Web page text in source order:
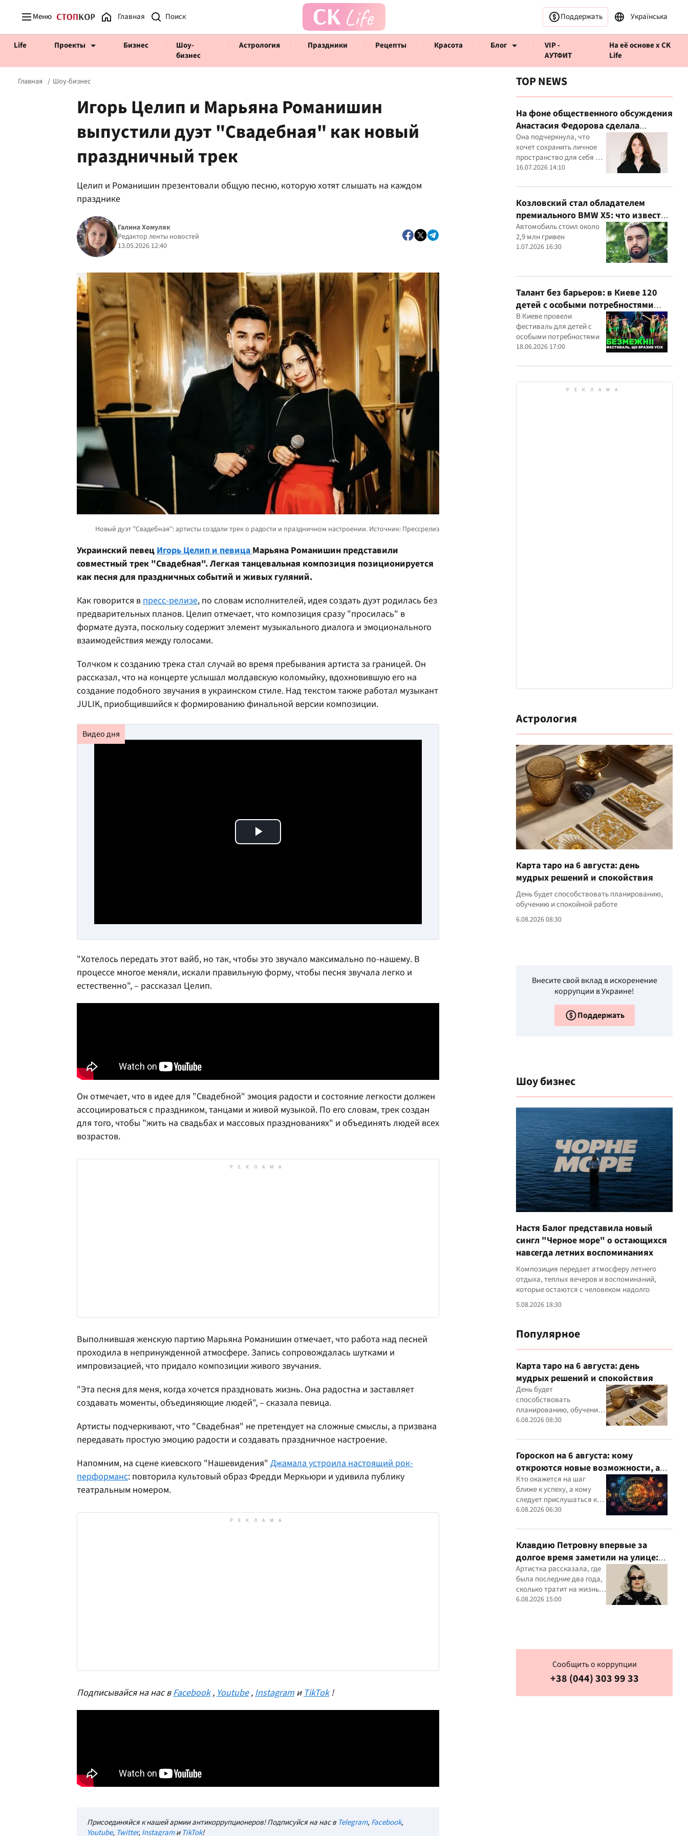
Меню Главная Поддержать Українська
Life Проекты Бизнес
Шоу-
бизнес
Астрология Праздники Рецепты Красота Блог
VIP -
АУТФИТ
На её основе x CK
Life
ВІДВЕРТІ Говорят инфлюенсеры
Главная Шоу-бизнес
Игорь Целип и Марьяна Романишин
выпустили дуэт "Свадебная" как новый
праздничный трек
Целип и Романишин презентовали общую песню, которую хотят слышать на каждом
празднике
Галина Хомуляк
Редактор ленты новостей
13.05.2026 12:40
Украинский певец Игорь Целип и певица Марьяна Романишин представили
совместный трек "Свадебная". Легкая танцевальная композиция позиционируется
как песня для праздничных событий и живых гуляний.
Как говорится в пресс-релизе, по словам исполнителей, идея создать дуэт родилась без
предварительных планов. Целип отмечает, что композиция сразу "просилась" в
формате дуэта, поскольку содержит элемент музыкального диалога и эмоционального
взаимодействия между голосами.
Толчком к созданию трека стал случай во время пребывания артиста за границей. Он
рассказал, что на концерте услышал молдавскую коломыйку, вдохновившую его на
создание подобного звучания в украинском стиле. Над текстом также работал музыкант
JULIK, приобщившийся к формированию финальной версии композиции.
Play Video
"Хотелось передать этот вайб, но так, чтобы это звучало максимально по-нашему. В
процессе многое меняли, искали правильную форму, чтобы песня звучала легко и
естественно", – рассказал Целип.
Он отмечает, что в идее для "Свадебной" эмоция радости и состояние легкости должен
ассоциироваться с праздником, танцами и живой музыкой. По его словам, трек создан
для того, чтобы "жить на свадьбах и массовых празднованиях" и объединять людей всех
возрастов.
Выполнившая женскую партию Марьяна Романишин отмечает, что работа над песней
проходила в непринужденной атмосфере. Запись сопровождалась шутками и
импровизацией, что придало композиции живого звучания.
"Эта песня для меня, когда хочется праздновать жизнь. Она радостна и заставляет
создавать моменты, объединяющие людей", – сказала певица.
Артисты подчеркивают, что "Свадебная" не претендует на сложные смыслы, а призвана
передавать простую эмоцию радости и создавать праздничное настроение.
Напомним, на сцене киевского "Нашевидения" Джамала устроила настоящий рок-
перформанс: повторила культовый образ Фредди Меркьюри и удивила публику
театральным номером.
Подписывайся на нас в Facebook , Youtube , Instagram и TikTok !
Присоединяйся к нашей армии антикоррупционеров! Подписуйся на нас в Telegram, Facebook,
Youtube, Twitter, InstagramиTikTok!
TOP NEWS
На фоне общественного обсуждения
Анастасия Федорова сделала
публичное заявление
Она подчеркнула, что
хочет сохранить личное
пространство для себя и
своего ребенка
16.07.2026 14:10
Козловский стал обладателем
премиального BMW X5: что известно
о покупке
Автомобиль стоил около
2,9 млн гривен
1.07.2026 16:30
Талант без барьеров: в Киеве 120
детей с особыми потребностями
выступили на всеукраинском
фестивале
В Киеве провели
фестиваль для детей с
особыми потребностями
18.06.2026 17:00
Астрология
Карта таро на 6 августа: день
мудрых решений и спокойствия
День будет способствовать планированию,
обучению и спокойной работе
6.08.2026 08:30
Внесите свой вклад в искоренение
коррупции в Украине!
Поддержать
Шоу бизнес
Настя Балог представила новый
сингл "Черное море" о остающихся
навсегда летних воспоминаниях
Композиция передает атмосферу летнего
отдыха, теплых вечеров и воспоминаний,
которые остаются с человеком надолго
5.08.2026 18:30
Популярное
Карта таро на 6 августа: день
мудрых решений и спокойствия
День будет
способствовать
планированию, обучению
и спокойной работе
6.08.2026 08:30
Гороскоп на 6 августа: кому
откроются новые возможности, а
кому следует довериться интуиции
Кто окажется на шаг
ближе к успеху, а кому
следует прислушаться к
интуиции
6.08.2026 06:30
Клавдию Петровну впервые за
долгое время заметили на улице:
певица раскрыла подробности
своей жизни
Артистка рассказала, где
была последние два года,
сколько тратит на жизнь и
в какую сумму обходятся
6.08.2026 15:00
Сообщить о коррупции
+38 (044) 303 99 33